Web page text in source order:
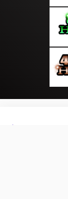
About Us